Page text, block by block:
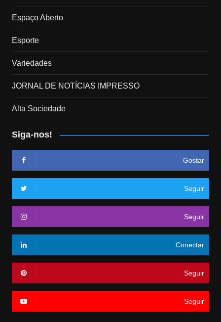
Espaço Aberto
Esporte
Variedades
JORNAL DE NOTÍCIAS IMPRESSO
Alta Sociedade
Siga-nos!
Gostar
Seguir
Seguir
Conectar
Seguir
Seguir